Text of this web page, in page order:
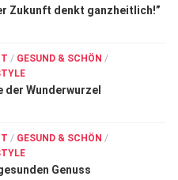
Zukunft denkt ganzheitlich!”
/ GESUND & SCHÖN /
der Wunderwurzel
/ GESUND & SCHÖN /
Genuss